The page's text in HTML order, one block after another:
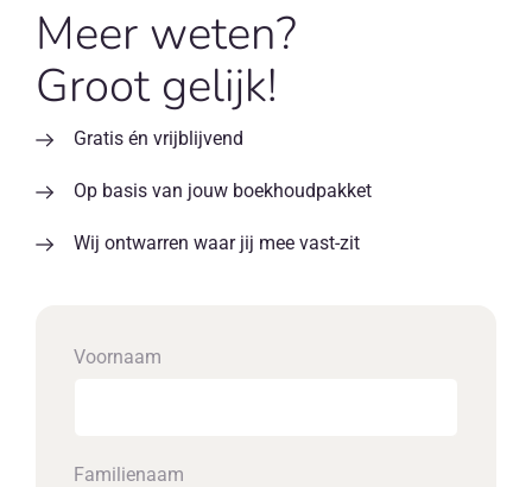
Meer weten?
Groot gelijk!
Gratis én vrijblijvend
Op basis van jouw boekhoudpakket
Wij ontwarren waar jij mee vast-zit
Voornaam
Familienaam